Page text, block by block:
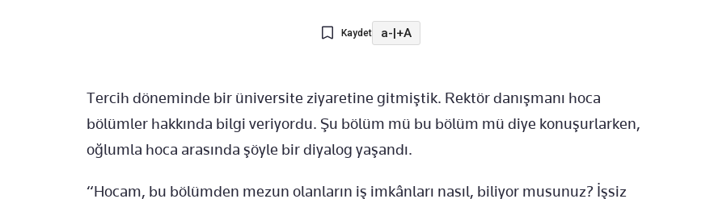
Kaydet a-|+A
Tercih döneminde bir üniversite ziyaretine gitmiştik. Rektör danışmanı hoca
bölümler hakkında bilgi veriyordu. Şu bölüm mü bu bölüm mü diye konuşurlarken,
oğlumla hoca arasında şöyle bir diyalog yaşandı.
“Hocam, bu bölümden mezun olanların iş imkânları nasıl, biliyor musunuz? İşsiz